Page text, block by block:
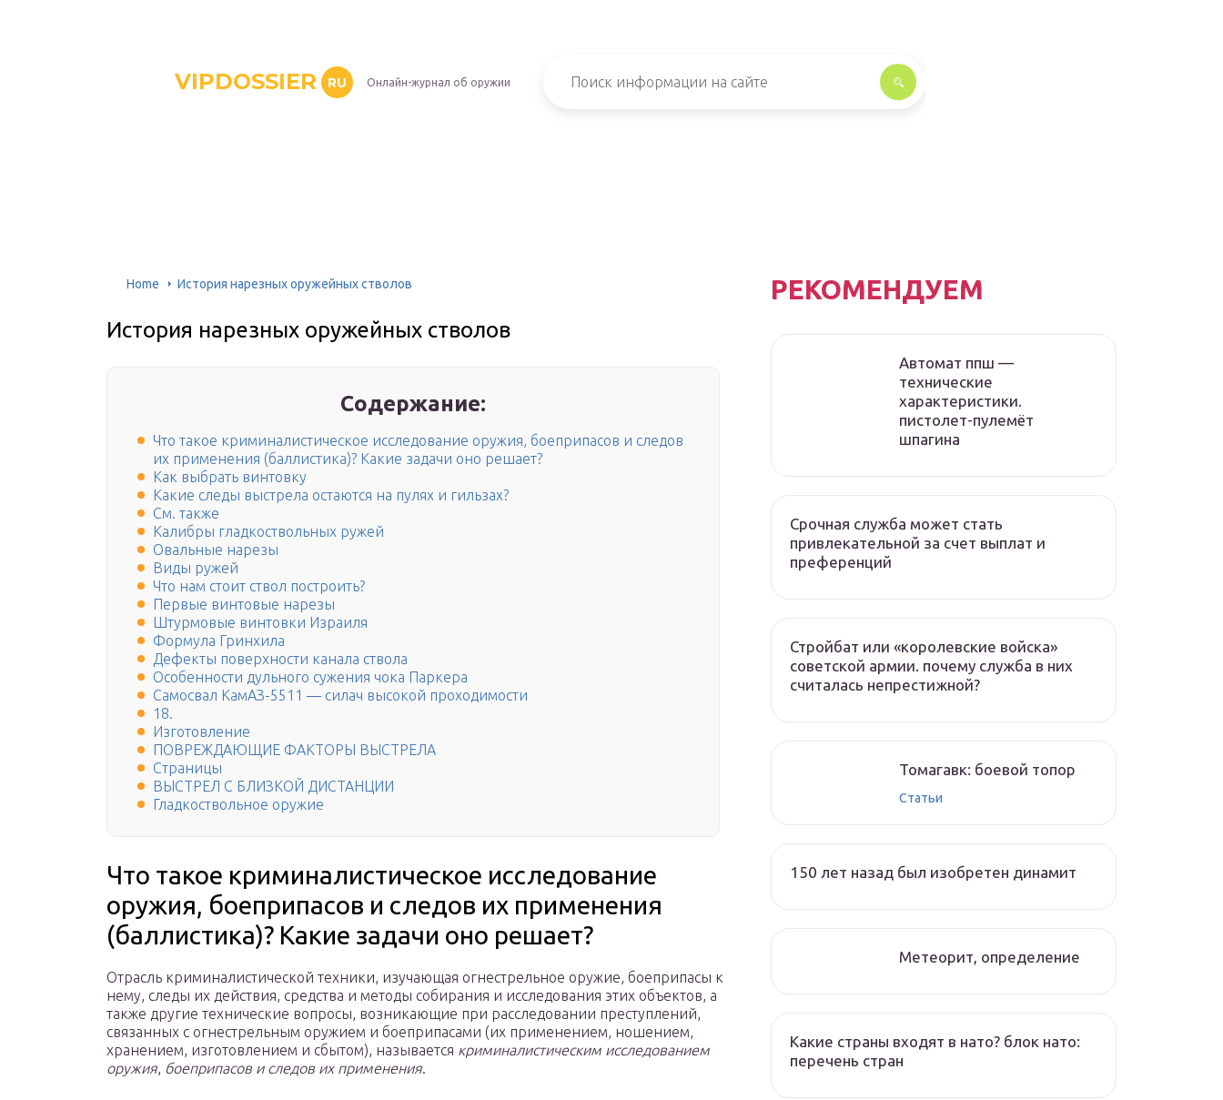
VIPDOSSIER RU Онлайн-журнал об оружии
Home История нарезных оружейных стволов
История нарезных оружейных стволов
Содержание:
Что такое криминалистическое исследование оружия, боеприпасов и следов
их применения (баллистика)? Какие задачи оно решает?
Как выбрать винтовку
Какие следы выстрела остаются на пулях и гильзах?
См. также
Калибры гладкоствольных ружей
Овальные нарезы
Виды ружей
Что нам стоит ствол построить?
Первые винтовые нарезы
Штурмовые винтовки Израиля
Формула Гринхила
Дефекты поверхности канала ствола
Особенности дульного сужения чока Паркера
Самосвал КамАЗ-5511 — силач высокой проходимости
18.
Изготовление
ПОВРЕЖДАЮЩИЕ ФАКТОРЫ ВЫСТРЕЛА
Страницы
ВЫСТРЕЛ С БЛИЗКОЙ ДИСТАНЦИИ
Гладкоствольное оружие
Что такое криминалистическое исследование
оружия, боеприпасов и следов их применения
(баллистика)? Какие задачи оно решает?
Отрасль криминалистической техники, изучающая огнестрельное оружие, боеприпасы к
нему, следы их действия, средства и методы собирания и исследования этих объектов, а
также другие технические вопросы, возникающие при расследовании преступлений,
связанных с огнестрельным оружием и боеприпасами (их применением, ношением,
хранением, изготовлением и сбытом), называется криминалистическим исследованием
оружия, боеприпасов и следов их применения.
РЕКОМЕНДУЕМ
Автомат ппш —
технические
характеристики.
пистолет-пулемёт
шпагина
Срочная служба может стать
привлекательной за счет выплат и
преференций
Стройбат или «королевские войска»
советской армии. почему служба в них
считалась непрестижной?
Томагавк: боевой топор
Статьи
150 лет назад был изобретен динамит
Метеорит, определение
Какие страны входят в нато? блок нато:
перечень стран